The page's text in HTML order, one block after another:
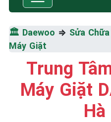
☎️
🏛️ Daewoo ⇒ Sửa
Máy Giặt
Trung
Máy Giặt
Hà